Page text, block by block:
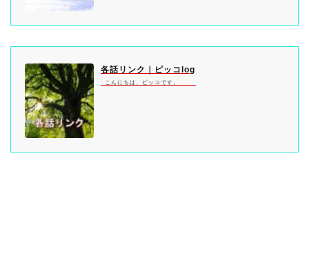
各話リンク｜ピッコlog
こんにちは、ピッコです。